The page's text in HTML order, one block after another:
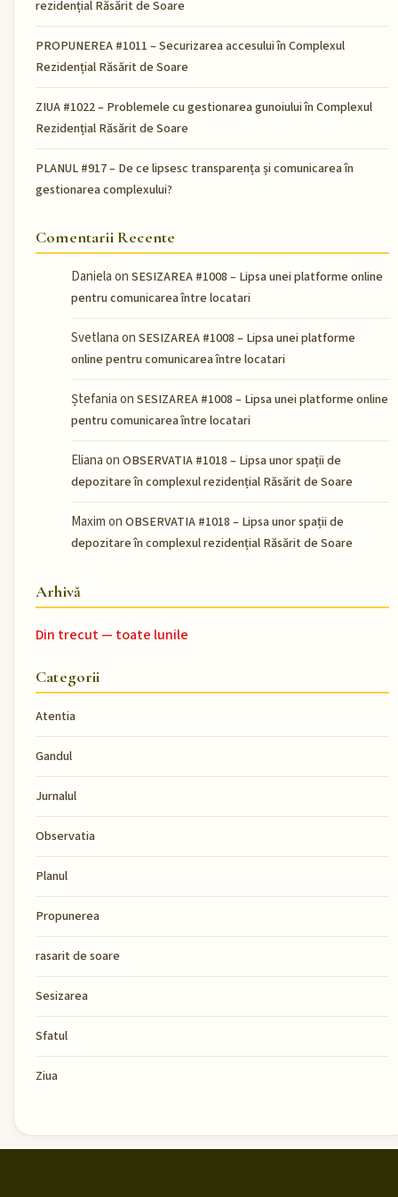
rezidențial Răsărit de Soare
PROPUNEREA #1011 – Securizarea accesului în Complexul
Rezidențial Răsărit de Soare
ZIUA #1022 – Problemele cu gestionarea gunoiului în Complexul
Rezidențial Răsărit de Soare
PLANUL #917 – De ce lipsesc transparența și comunicarea în
gestionarea complexului?
Comentarii Recente
Danielaon SESIZAREA #1008 – Lipsa unei platforme online
pentru comunicarea între locatari
Svetlanaon SESIZAREA #1008 – Lipsa unei platforme
online pentru comunicarea între locatari
Ștefaniaon SESIZAREA #1008 – Lipsa unei platforme online
pentru comunicarea între locatari
Elianaon OBSERVATIA #1018 – Lipsa unor spații de
depozitare în complexul rezidențial Răsărit de Soare
Maximon OBSERVATIA #1018 – Lipsa unor spații de
depozitare în complexul rezidențial Răsărit de Soare
Arhivă
Din trecut — toate lunile
Categorii
Atentia
Gandul
Jurnalul
Observatia
Planul
Propunerea
rasarit de soare
Sesizarea
Sfatul
Ziua